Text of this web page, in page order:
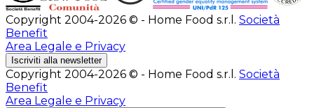
Copyright 2004-2026 © - Home Food s.r.l. Società
Benefit
Area Legale e Privacy
Iscriviti alla newsletter
Copyright 2004-2026 © - Home Food s.r.l. Società
Benefit
Area Legale e Privacy